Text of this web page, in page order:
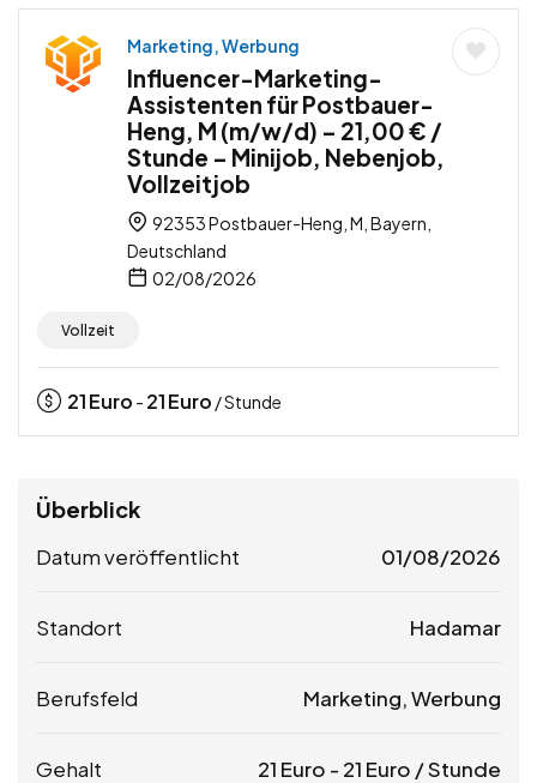
Marketing, Werbung
Influencer-Marketing-
Assistenten für Postbauer-
Heng, M (m/w/d) – 21,00 € /
Stunde – Minijob, Nebenjob,
Vollzeitjob
92353 Postbauer-Heng, M, Bayern,
Deutschland
02/08/2026
Vollzeit
21Euro - 21Euro / Stunde
Überblick
Datum veröffentlicht 01/08/2026
Standort Hadamar
Berufsfeld Marketing, Werbung
Gehalt 21 Euro - 21 Euro / Stunde